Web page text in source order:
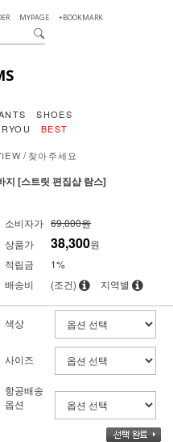
MYPAGE +BOOKMARK
SHOES
BEST
/찾아주세요
[스트릿 편집샵 람스]
소비자가 69,000원
상품가
38,300원
적립금
1%
배송비
(조건) 지역별
색상
사이즈
항공배송
옵션